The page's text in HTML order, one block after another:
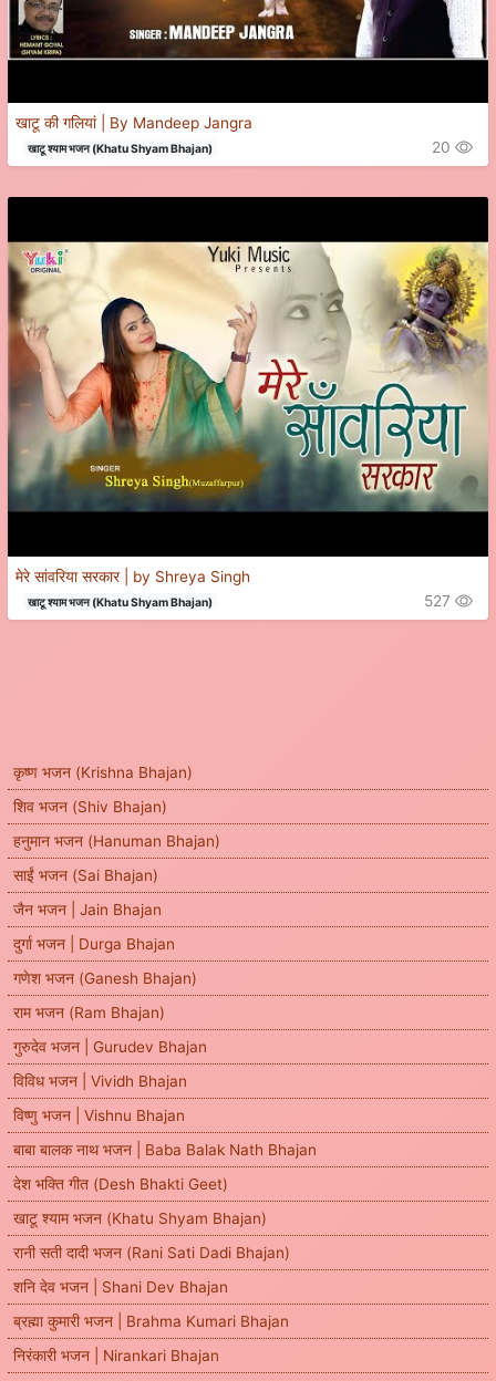
कृष्ण भजन (Krishna Bhajan)
शिव भजन (Shiv Bhajan)
हनुमान भजन (Hanuman Bhajan)
साईं भजन (Sai Bhajan)
जैन भजन | Jain Bhajan
दुर्गा भजन | Durga Bhajan
गणेश भजन (Ganesh Bhajan)
राम भजन (Ram Bhajan)
गुरुदेव भजन | Gurudev Bhajan
विविध भजन | Vividh Bhajan
विष्णु भजन | Vishnu Bhajan
बाबा बालक नाथ भजन | Baba Balak Nath Bhajan
देश भक्ति गीत (Desh Bhakti Geet)
खाटू श्याम भजन (Khatu Shyam Bhajan)
रानी सती दादी भजन (Rani Sati Dadi Bhajan)
शनि देव भजन | Shani Dev Bhajan
ब्रह्मा कुमारी भजन | Brahma Kumari Bhajan
निरंकारी भजन | Nirankari Bhajan
खाटू की गलियां | By Mandeep Jangra
खाटू श्याम भजन (Khatu Shyam Bhajan) 20
मेरे सांवरिया सरकार | by Shreya Singh
खाटू श्याम भजन (Khatu Shyam Bhajan) 527